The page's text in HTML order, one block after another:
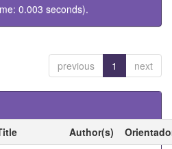
0.003 seconds).
previous 1 next
Author(s)